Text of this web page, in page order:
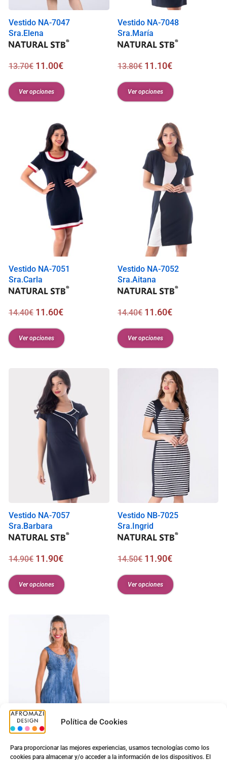
Política de Cookies
Para proporcionar las mejores experiencias, usamos tecnologías como los
cookies para almacenar y/o acceder a la información de los dispositivos. El
Vestido NA-7047
Sra.Elena
13.70€ 11.00€
Ver opciones
Vestido NA-7048
Sra.María
13.80€ 11.10€
Ver opciones
Vestido NA-7051
Sra.Carla
14.40€ 11.60€
Ver opciones
Vestido NA-7052
Sra.Aitana
14.40€ 11.60€
Ver opciones
Vestido NA-7057
Sra.Barbara
14.90€ 11.90€
Ver opciones
Vestido NB-7025
Sra.Ingrid
14.50€ 11.90€
Ver opciones